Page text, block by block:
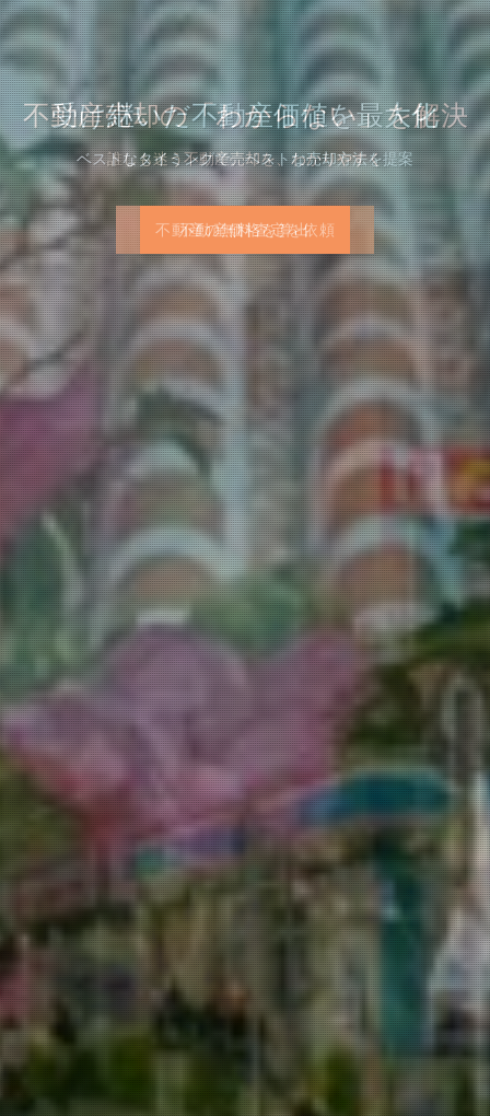
受け継いだ不動産価値を最大化
ベストなタイミングで、ベストな売却方法を提案
不動産の無料査定を依頼
不動産売却の「わからない」を解決
誰しも迷う不動産売却を、わかりやすく
不動産価格を算出
受け継いだ不動産価値を最大化
ベストなタイミングで、ベストな売却方法を提案
不動産の無料査定を依頼
不動産価格を算出